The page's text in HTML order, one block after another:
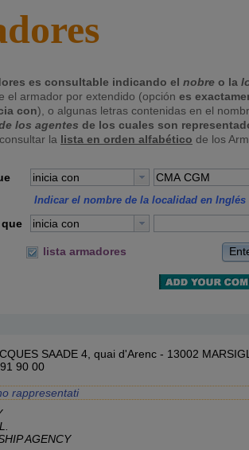
es consultable indicando el nobre o la
el armador por extendido (opción es
con), o algunas letras contenidas en el
los agentes de los cuales son
la lista en orden alfabético de los
inicia con
Indicar el nombre de la localidad en Inglés
inicia con
lista armadores
SAADE 4, quai d'Arenc - 13002
90 00
rappresentati
AGENCY